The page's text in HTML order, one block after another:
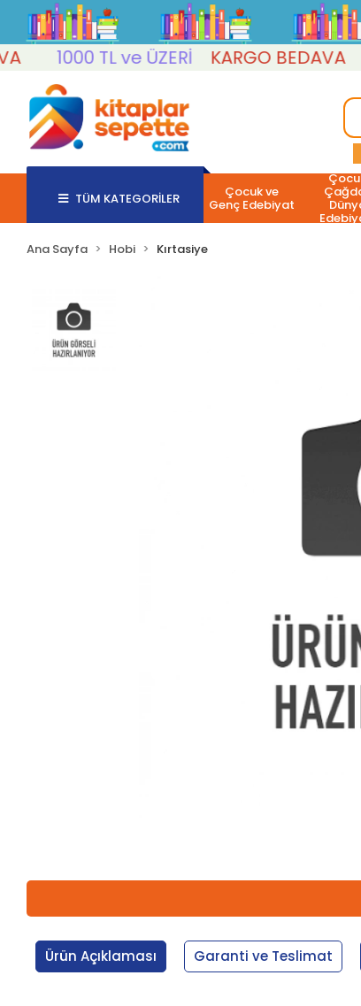
1000 TL ve ÜZERİ
KARGO BEDAVA
TÜM KATEGORİLER Çocuk ve
Genç Edebiyat
Ana Sayfa Hobi Kırtasiye
Ürün Açıklaması Garanti ve Teslimat